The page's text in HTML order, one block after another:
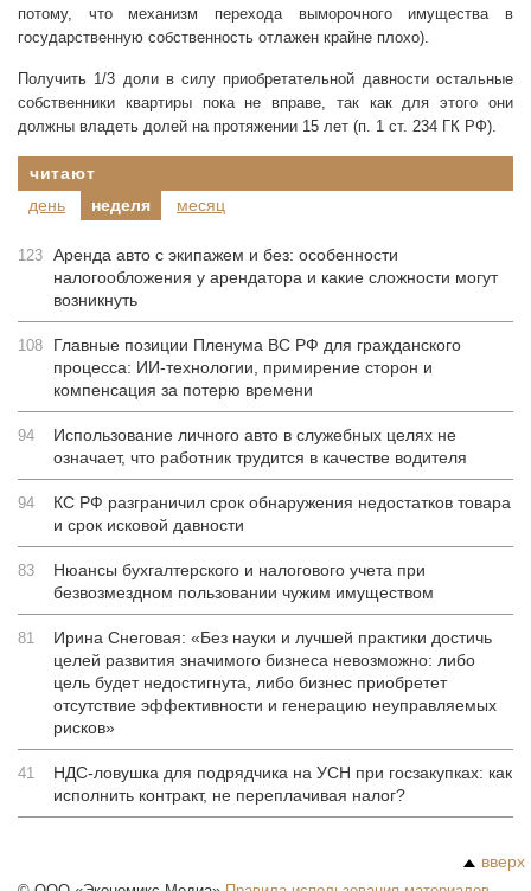
потому, что механизм перехода выморочного имущества в
государственную собственность отлажен крайне плохо).
Получить 1/3 доли в силу приобретательной давности остальные
собственники квартиры пока не вправе, так как для этого они
должны владеть долей на протяжении 15 лет (п. 1 ст. 234 ГК РФ).
читают
день
неделя месяц
123 Аренда авто с экипажем и без: особенности
налогообложения у арендатора и какие сложности могут
возникнуть
108
Главные позиции Пленума ВС РФ для гражданского
процесса: ИИ-технологии, примирение сторон и
компенсация за потерю времени
94
Использование личного авто в служебных целях не
означает, что работник трудится в качестве водителя
94
КС РФ разграничил срок обнаружения недостатков товара
и срок исковой давности
83
Нюансы бухгалтерского и налогового учета при
безвозмездном пользовании чужим имуществом
81
Ирина Снеговая: «Без науки и лучшей практики достичь
целей развития значимого бизнеса невозможно: либо
цель будет недостигнута, либо бизнес приобретет
отсутствие эффективности и генерацию неуправляемых
рисков»
41
НДС-ловушка для подрядчика на УСН при госзакупках: как
исполнить контракт, не переплачивая налог?
вверх